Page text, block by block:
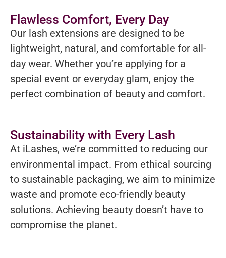
Flawless Comfort, Every Day
Our lash extensions are designed to be
lightweight, natural, and comfortable for all-
day wear. Whether you’re applying for a
special event or everyday glam, enjoy the
perfect combination of beauty and comfort.
Sustainability with Every Lash
At iLashes, we’re committed to reducing our
environmental impact. From ethical sourcing
to sustainable packaging, we aim to minimize
waste and promote eco-friendly beauty
solutions. Achieving beauty doesn’t have to
compromise the planet.